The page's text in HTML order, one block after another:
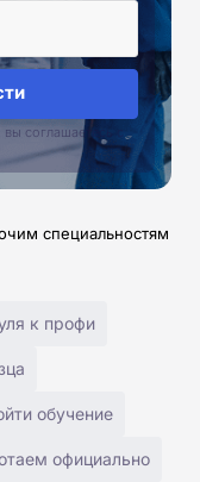
соглашаетесь с
специальностям
к профи
обучение
официально